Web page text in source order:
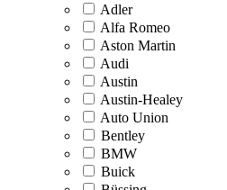
Adler
Alfa Romeo
Aston Martin
Audi
Austin
Austin-Healey
Auto Union
Bentley
BMW
Buick